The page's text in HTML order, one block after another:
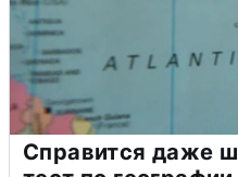
Справится даже